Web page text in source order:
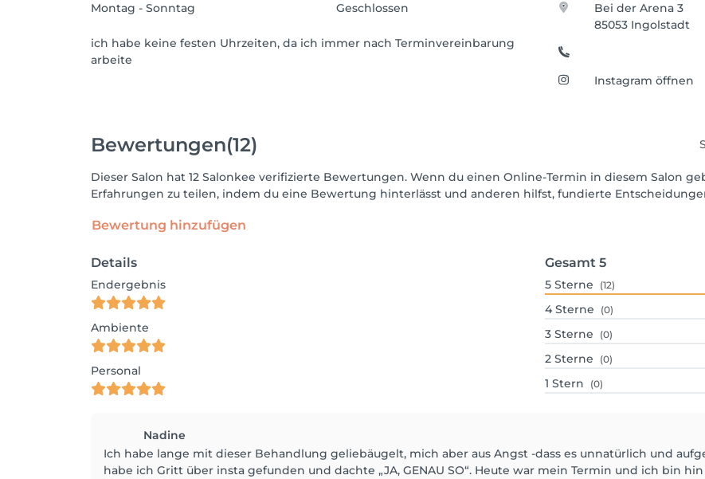
Montag - Sonntag Geschlossen
ich habe keine festen Uhrzeiten, da ich immer nach Terminvereinbarung
arbeite
Bei der Arena 3
85053 Ingolstadt
Instagram öffnen
Bewertungen(12)
Dieser Salon hat 12 Salonkee verifizierte Bewertungen. Wenn du einen Online-Termin in diesem Salon
Erfahrungen zu teilen, indem du eine Bewertung hinterlässt und anderen hilfst, fundierte
Bewertung hinzufügen
Details
Endergebnis
Ambiente
Personal
Gesamt 5
5 Sterne (12)
4 Sterne (0)
3 Sterne (0)
2 Sterne (0)
1 Stern (0)
Nadine
Ich habe lange mit dieser Behandlung geliebäugelt, mich aber aus Angst -dass es unnatürlich und
habe ich Gritt über insta gefunden und dachte „JA, GENAU SO“. Heute war mein Termin und ich bin